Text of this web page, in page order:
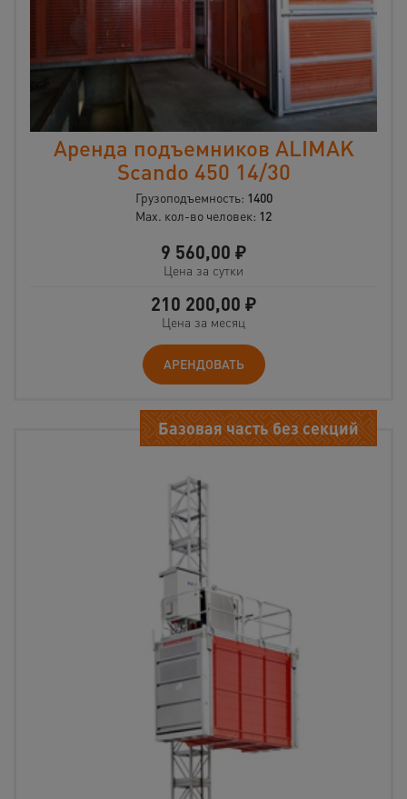
Аренда подъемников ALIMAK
Scando 450 14/30
Грузоподъемность: 1400
Max. кол-во человек: 12
9 560,00 ₽
Цена за сутки
210 200,00 ₽
Цена за месяц
АРЕНДОВАТЬ
Базовая часть без секций